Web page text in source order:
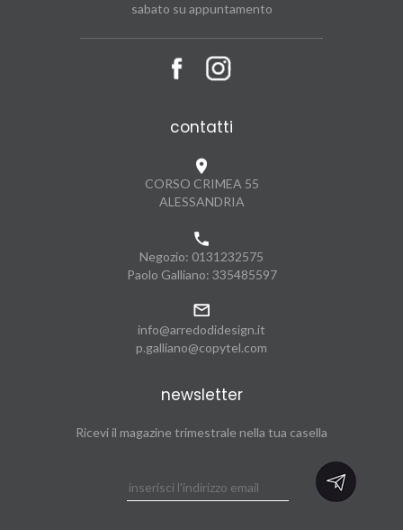
sabato su appuntamento
contatti
CORSO CRIMEA 55
ALESSANDRIA
Negozio: 0131232575
Paolo Galliano: 335485597
info@arredodidesign.it
p.galliano@copytel.com
newsletter
Ricevi il magazine trimestrale nella tua casella